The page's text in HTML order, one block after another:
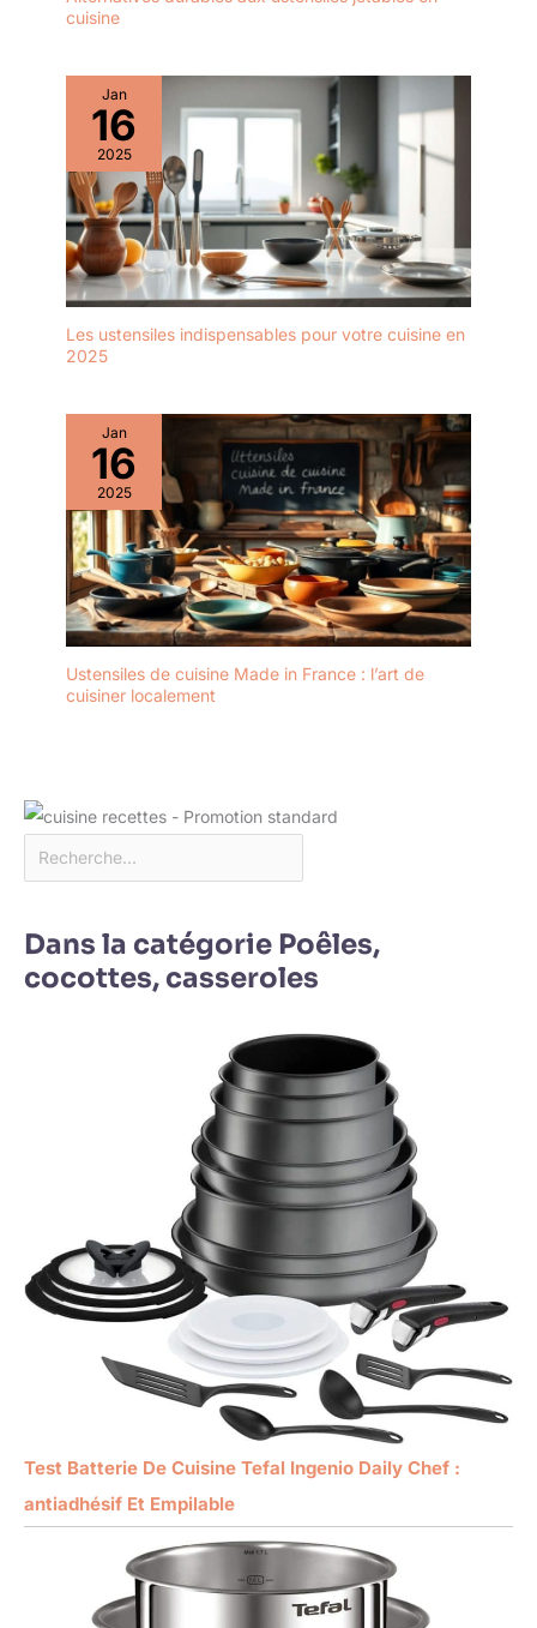
cuisine
Jan
16
2025
Les ustensiles indispensables pour votre cuisine en
2025
Jan
16
2025
Ustensiles de cuisine Made in France : l’art de
cuisiner localement
Dans la catégorie Poêles,
cocottes, casseroles
Test Batterie De Cuisine Tefal Ingenio Daily Chef :
antiadhésif Et Empilable